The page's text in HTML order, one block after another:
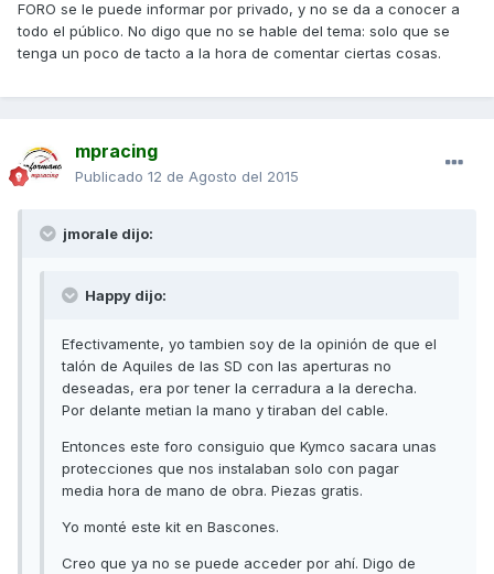
FORO se le puede informar por privado, y no se da a conocer a
todo el público. No digo que no se hable del tema: solo que se
tenga un poco de tacto a la hora de comentar ciertas cosas.
mpracing
Publicado 12 de Agosto del 2015
jmorale dijo:
Happy dijo:
Efectivamente, yo tambien soy de la opinión de que el
talón de Aquiles de las SD con las aperturas no
deseadas, era por tener la cerradura a la derecha.
Por delante metian la mano y tiraban del cable.
Entonces este foro consiguio que Kymco sacara unas
protecciones que nos instalaban solo con pagar
media hora de mano de obra. Piezas gratis.
Yo monté este kit en Bascones.
Creo que ya no se puede acceder por ahí. Digo de